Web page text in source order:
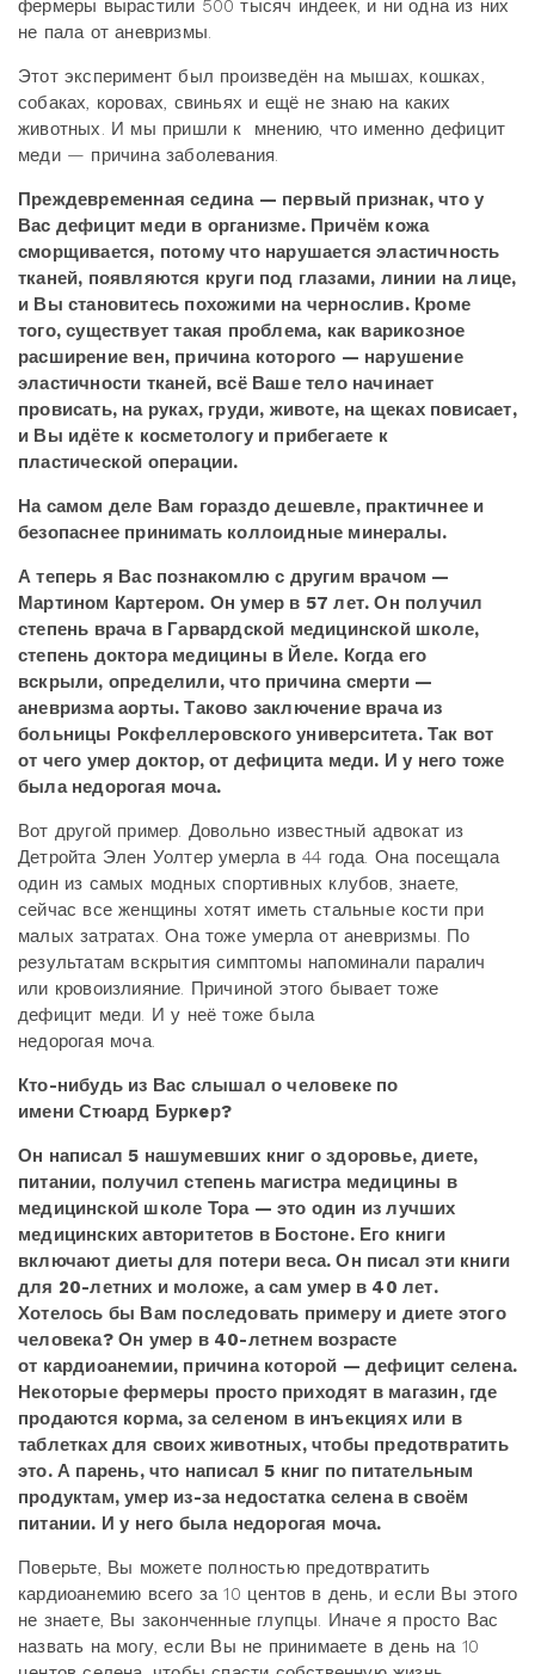
фермеры вырастили 500 тысяч индеек, и ни одна из них
не пала от аневризмы.
Этот эксперимент был произведён на мышах, кошках,
собаках, коровах, свиньях и ещё не знаю на каких
животных. И мы пришли к мнению, что именно дефицит
меди — причина заболевания.
Преждевременная седина — первый признак, что у
Вас дефицит меди в организме. Причём кожа
сморщивается, потому что нарушается эластичность
тканей, появляются круги под глазами, линии на лице,
и Вы становитесь похожими на чернослив. Кроме
того, существует такая проблема, как варикозное
расширение вен, причина которого — нарушение
эластичности тканей, всё Ваше тело начинает
провисать, на руках, груди, животе, на щеках повисает,
и Вы идёте к косметологу и прибегаете к
пластической операции.
На самом деле Вам гораздо дешевле, практичнее и
безопаснее принимать коллоидные минералы.
А теперь я Вас познакомлю с другим врачом —
Мартином Картером. Он умер в 57 лет. Он получил
степень врача в Гарвардской медицинской школе,
степень доктора медицины в Йеле. Когда его
вскрыли, определили, что причина смерти —
аневризма аорты. Таково заключение врача из
больницы Рокфеллеровского университета. Так вот
от чего умер доктор, от дефицита меди. И у него тоже
была недорогая моча.
Вот другой пример. Довольно известный адвокат из
Детройта Элен Уолтер умерла в 44 года. Она посещала
один из самых модных спортивных клубов, знаете,
сейчас все женщины хотят иметь стальные кости при
малых затратах. Она тоже умерла от аневризмы. По
результатам вскрытия симптомы напоминали паралич
или кровоизлияние. Причиной этого бывает тоже
дефицит меди. И у неё тоже была
недорогая моча.
Кто-нибудь из Вас слышал о человеке по
имени Стюард Буркeр?
Он написал 5 нашумевших книг о здоровье, диете,
питании, получил степень магистра медицины в
медицинской школе Тора — это один из лучших
медицинских авторитетов в Бостоне. Его книги
включают диеты для потери веса. Он писал эти книги
для 20-летних и моложе, а сам умер в 40 лет.
Хотелось бы Вам последовать примеру и диете этого
человека? Он умер в 40-летнем возрасте
от кардиоанемии, причина которой — дефицит селена.
Некоторые фермеры просто приходят в магазин, где
продаются корма, за селеном в инъекциях или в
таблетках для своих животных, чтобы предотвратить
это. А парень, что написал 5 книг по питательным
продуктам, умер из-за недостатка селена в своём
питании. И у него была недорогая моча.
Поверьте, Вы можете полностью предотвратить
кардиоанемию всего за 10 центов в день, и если Вы этого
не знаете, Вы законченные глупцы. Иначе я просто Вас
назвать на могу, если Вы не принимаете в день на 10